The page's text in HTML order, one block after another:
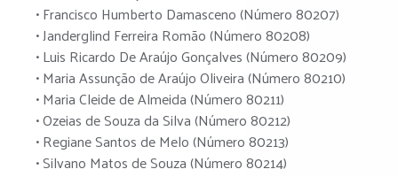
• Francisco Humberto Damasceno (Número 80207)
• Janderglind Ferreira Romão (Número 80208)
• Luis Ricardo De Araújo Gonçalves (Número 80209)
• Maria Assunção de Araújo Oliveira (Número 80210)
• Maria Cleide de Almeida (Número 80211)
• Ozeias de Souza da Silva (Número 80212)
• Regiane Santos de Melo (Número 80213)
• Silvano Matos de Souza (Número 80214)